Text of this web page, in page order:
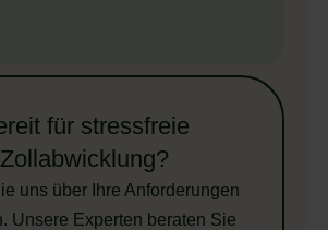
für stressfreie
Zollabwicklung?
uns über Ihre Anforderungen
Unsere Experten beraten Sie